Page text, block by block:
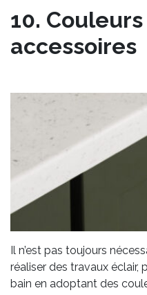
10.
accessoires
Il n’est pas toujours
réaliser des travaux éclair,
bain en adoptant des